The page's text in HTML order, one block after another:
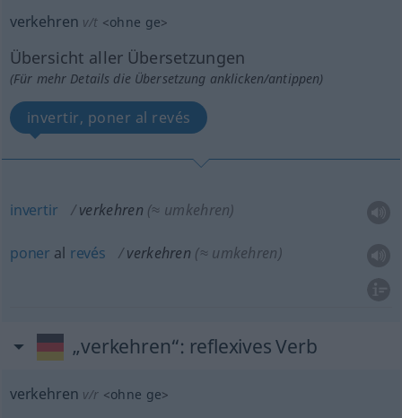
verkehren v/t <ohne ge>
Übersicht aller Übersetzungen
(Für mehr Details die Übersetzung anklicken/antippen)
invertir, poner al revés
invertir verkehren (≈ umkehren)
poner al revés verkehren (≈ umkehren)
„verkehren“: reflexives Verb
verkehren v/r <ohne ge>